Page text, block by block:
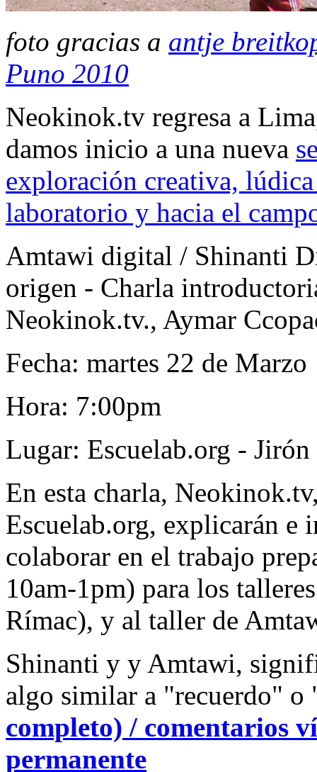
foto gracias a antje
Puno 2010
Neokinok.tv regresa a
damos inicio a una nueva
exploración creativa,
laboratorio y hacia el
Amtawi digital / Shinanti
origen - Charla
Neokinok.tv., Aymar
Fecha: martes 22 de Marzo
Hora: 7:00pm
Lugar: Escuelab.org -
En esta charla,
Escuelab.org, explicarán e
colaborar en el trabajo
10am-1pm) para los
Rímac), y al taller de
Shinanti y y Amtawi,
algo similar a "recuerdo" o
completo) / comentarios
permanente